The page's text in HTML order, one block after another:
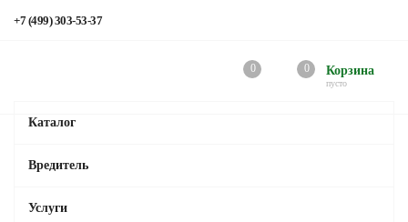
+7 (499) 303-53-37
0 0 Корзина
пусто
Каталог
Вредитель
Услуги